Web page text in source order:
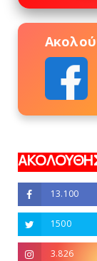
13.100
1500
3.826